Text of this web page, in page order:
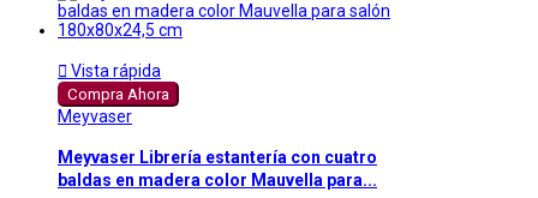
 Vista rápida
Compra Ahora
Meyvaser
Meyvaser Librería estantería con cuatro
baldas en madera color Mauvella para...